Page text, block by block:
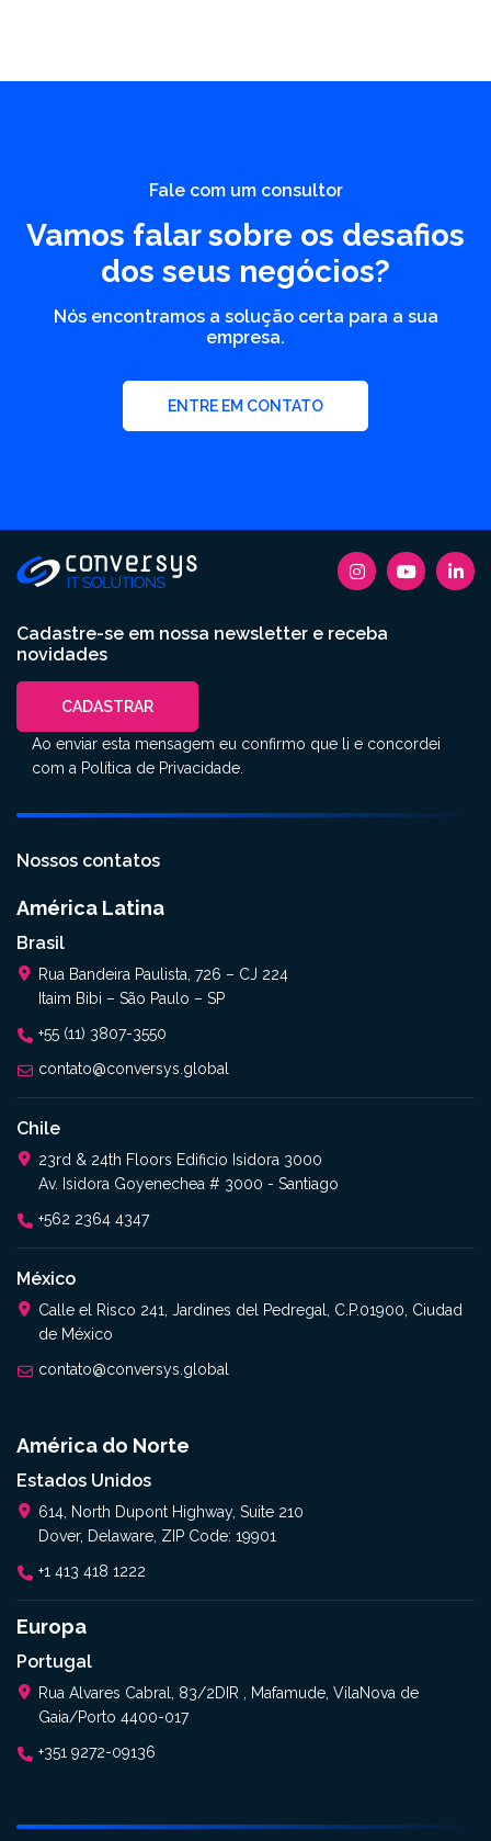
Fale com um consultor
Vamos falar sobre os desafios
dos seus negócios?
Nós encontramos a solução certa para a sua
empresa.
ENTRE EM CONTATO
Cadastre-se em nossa newsletter e receba
novidades
CADASTRAR
Ao enviar esta mensagem eu confirmo que li e concordei
com a Política de Privacidade
Nossos contatos
América Latina
Brasil
Rua Bandeira Paulista, 726 – CJ 224
Itaim Bibi – São Paulo – SP
+55 (11) 3807-3550
contato@conversys.global
Chile
23rd & 24th Floors Edificio Isidora 3000
Av. Isidora Goyenechea # 3000 - Santiago
+562 2364 4347​
México
Calle el Risco 241, Jardines del Pedregal, C.P.01900, Ciudad
de México
contato@conversys.global
América do Norte
Estados Unidos
614, North Dupont Highway, Suite 210
Dover, Delaware, ZIP Code: 19901
+1 413 418 1222
Europa
Portugal
Rua Alvares Cabral, 83/2DIR , Mafamude, VilaNova de
Gaia/Porto 4400-017
+351 9272-09136